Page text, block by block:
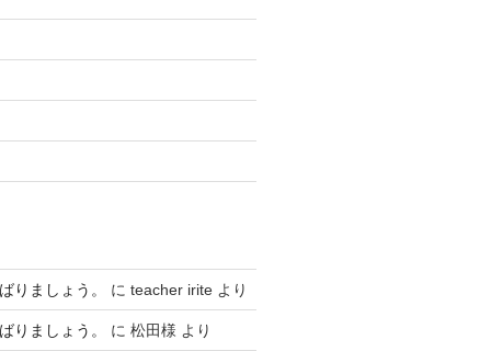
りましょう。 に teacher iriteより
りましょう。 に 松田様 より